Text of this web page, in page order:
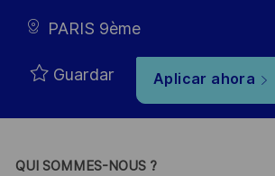
PARIS 9ème
Guardar Aplicar ahora
QUI SOMMES-NOUS ?